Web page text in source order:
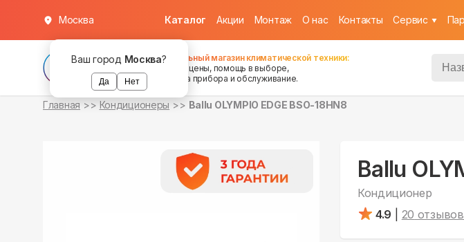
Ваш город Москва?
Да Нет
Москва Каталог Акции Монтаж О нас Контакты Cервис
Федеральный магазин климатической техники:
хорошие цены, помощь в выборе,
установка прибора и обслуживание.
Главная Кондиционеры Ballu OLYMPIO EDGE BSO-18HN8
Ballu
Кондиционер
4.9
20
в наличии
в наличии